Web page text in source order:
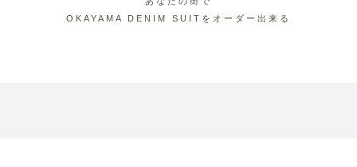
OKAYAMA DENIM SUITをオーダー出来る